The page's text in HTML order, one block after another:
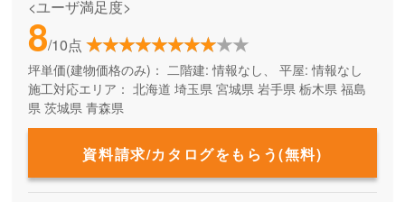
<ユーザ満足度>
8/10点
坪単価(建物価格のみ)： 二階建: 情報なし、 平屋: 情報なし
施工対応エリア： 北海道 埼玉県 宮城県 岩手県 栃木県 福島
県 茨城県 青森県
資料請求/カタログをもらう(無料)